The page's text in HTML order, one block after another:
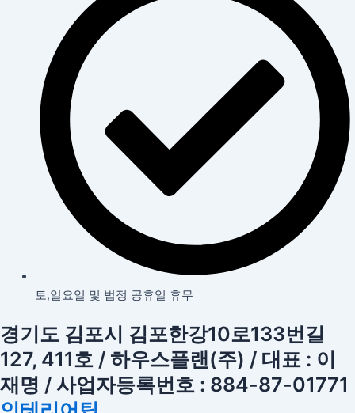
토,일요일 및 법정 공휴일 휴무
경기도 김포시 김포한강10로133번길
127, 411호 / 하우스플랜(주) / 대표 : 이
재명 / 사업자등록번호 : 884-87-01771